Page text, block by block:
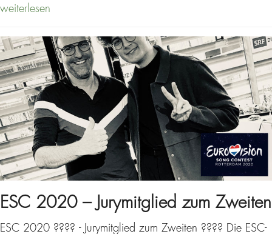
weiterlesen
ESC 2020 – Jurymitglied zum Zweiten
ESC 2020 ???? - Jurymitglied zum Zweiten ???? Die ESC-